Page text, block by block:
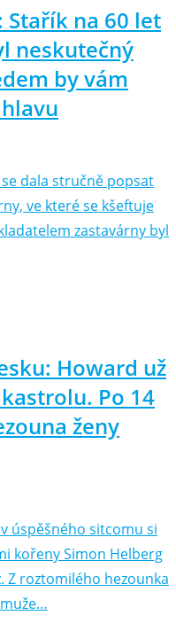
na 60 let
neskutečný
by vám
dala stručně popsat
ve které se kšeftuje
zastavárny byl
Howard už
Po 14
ženy
úspěšného sitcomu si
kořeny Simon Helberg
Z roztomilého hezounka